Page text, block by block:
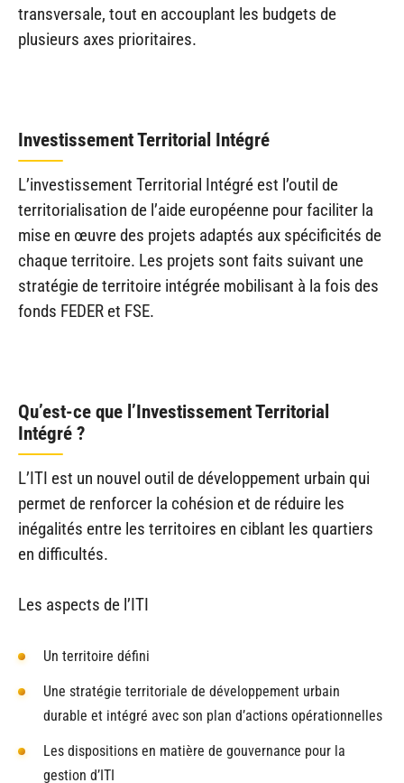
transversale, tout en accouplant les budgets de
plusieurs axes prioritaires.
Investissement Territorial Intégré
L’investissement Territorial Intégré est l’outil de
territorialisation de l’aide européenne pour faciliter la
mise en œuvre des projets adaptés aux spécificités de
chaque territoire. Les projets sont faits suivant une
stratégie de territoire intégrée mobilisant à la fois des
fonds FEDER et FSE.
Qu’est-ce que l’Investissement Territorial
Intégré ?
L’ITI est un nouvel outil de développement urbain qui
permet de renforcer la cohésion et de réduire les
inégalités entre les territoires en ciblant les quartiers
en difficultés.
Les aspects de l’ITI
Un territoire défini
Une stratégie territoriale de développement urbain
durable et intégré avec son plan d’actions opérationnelles
Les dispositions en matière de gouvernance pour la
gestion d’ITI